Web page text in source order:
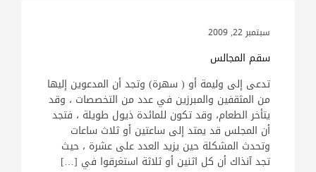
سبتمبر 22, 2009
سقم المجالس
تدعى إلى وليمة أو ( سهرة) وتجد أن المدعوين إليها
من المثقفين والمبرزين في عدد من التخصصات ، وقد
يتأخر الطعام، وقد تكون للمائدة ذيول طويلة ، فتجد
أن المجلس قد يمتد إلى ساعتين أو ثلاث ساعات
وتحدث المشكلة حين يزيد العدد على عشرة ، حيث
تجد آنذاك أن كل اثنين أو ثلاثة استغرقوا في […]